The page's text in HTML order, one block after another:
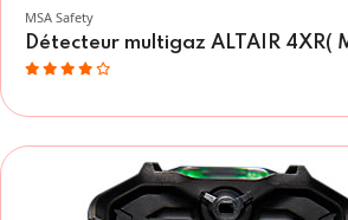
MSA Safety
Détecteur multigaz ALTAIR 4XR(